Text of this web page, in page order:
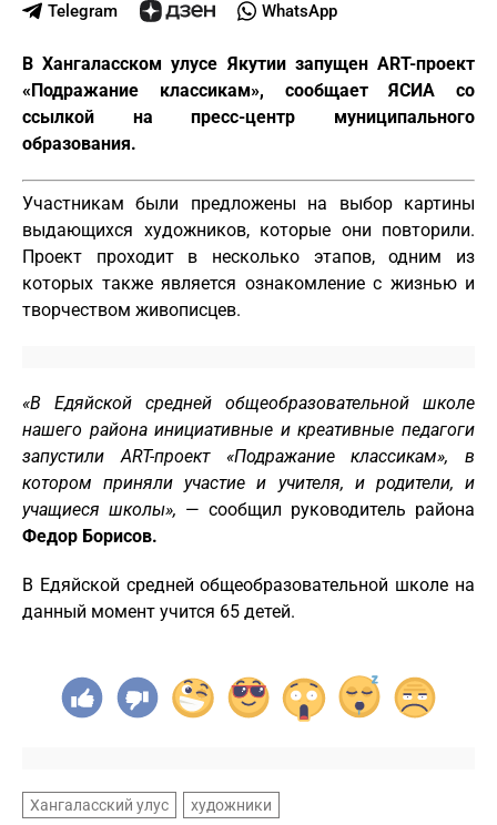
Telegram WhatsApp
В Хангаласском улусе Якутии запущен ART-проект
«Подражание классикам», сообщает ЯСИА со
ссылкой на пресс-центр муниципального
образования.
Участникам были предложены на выбор картины
выдающихся художников, которые они повторили.
Проект проходит в несколько этапов, одним из
которых также является ознакомление с жизнью и
творчеством живописцев.
«В Едяйской средней общеобразовательной школе
нашего района инициативные и креативные педагоги
запустили ART-проект «Подражание классикам», в
котором приняли участие и учителя, и родители, и
учащиеся школы», — сообщил руководитель района
Федор Борисов.
В Едяйской средней общеобразовательной школе на
данный момент учится 65 детей.
Хангаласский улус художники